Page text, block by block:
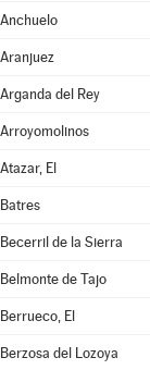
Anchuelo
Aranjuez
Arganda del Rey
Arroyomolinos
Atazar, El
Batres
Becerril de la Sierra
Belmonte de Tajo
Berrueco, El
Berzosa del Lozoya